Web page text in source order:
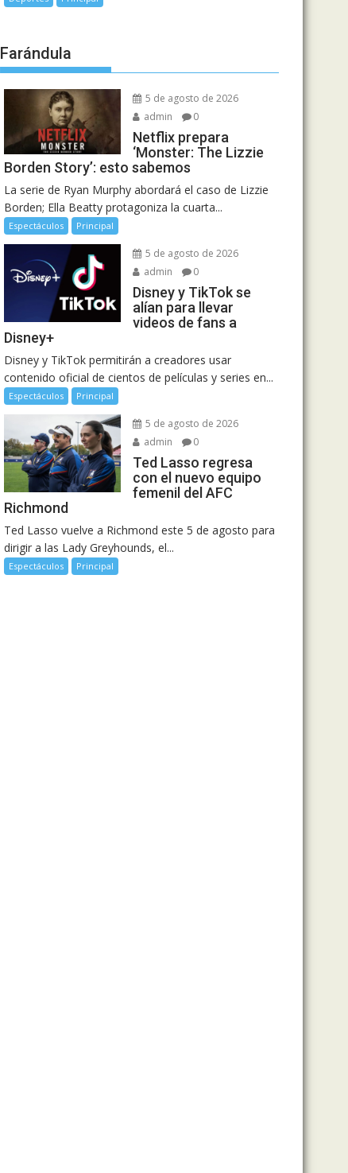
Farándula
5 de agosto de 2026
admin
0
Netflix prepara
‘Monster: The Lizzie
Borden Story’: esto sabemos
La serie de Ryan Murphy abordará el caso de Lizzie
Borden; Ella Beatty protagoniza la cuarta...
Espectáculos Principal
5 de agosto de 2026
admin
0
Disney y TikTok se
alían para llevar
videos de fans a
Disney+
Disney y TikTok permitirán a creadores usar
contenido oficial de cientos de películas y series en...
Espectáculos Principal
5 de agosto de 2026
admin
0
Ted Lasso regresa
con el nuevo equipo
femenil del AFC
Richmond
Ted Lasso vuelve a Richmond este 5 de agosto para
dirigir a las Lady Greyhounds, el...
Espectáculos Principal